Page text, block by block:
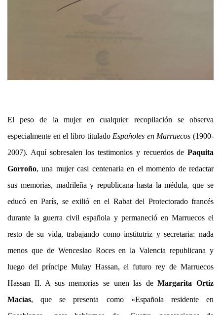
El peso de la mujer en cualquier recopilación se observa
especialmente en el libro titulado Españoles en Marruecos (1900-
2007). Aquí sobresalen los testimonios y recuerdos de Paquita
Gorroño, una mujer casi centenaria en el momento de redactar
sus memorias, madrileña y republicana hasta la médula, que se
educó en París, se exilió en el Rabat del Protectorado francés
durante la guerra civil española y permaneció en Marruecos el
resto de su vida, trabajando como institutriz y secretaria: nada
menos que de Wenceslao Roces en la Valencia republicana y
luego del príncipe Mulay Hassan, el futuro rey de Marruecos
Hassan II. A sus memorias se unen las deMargarita Ortiz
Macías, que se presenta como «Española residente en